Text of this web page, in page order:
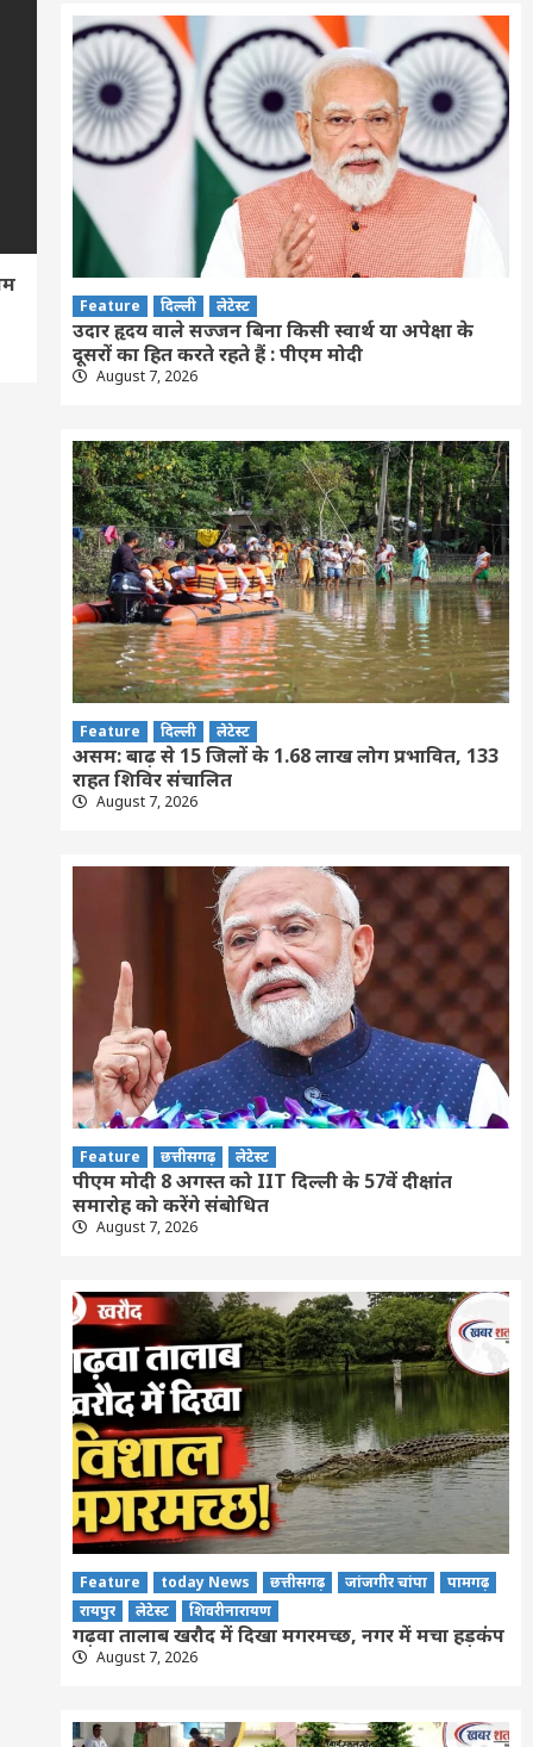
Feature दिल्ली लेटेस्ट
उदार हृदय वाले सज्जन बिना किसी स्वार्थ या अपेक्षा के
दूसरों का हित करते रहते हैं : पीएम मोदी
August 7, 2026
Feature दिल्ली लेटेस्ट
असम: बाढ़ से 15 जिलों के 1.68 लाख लोग प्रभावित, 133
राहत शिविर संचालित
August 7, 2026
Feature छत्तीसगढ़ लेटेस्ट
पीएम मोदी 8 अगस्त को IIT दिल्ली के 57वें दीक्षांत
समारोह को करेंगे संबोधित
August 7, 2026
Feature today News छत्तीसगढ़ जांजगीर चांपा
पामगढ़
रायपुर
लेटेस्ट शिवरीनारायण
गढ़वा तालाब खरौद में दिखा मगरमच्छ, नगर में मचा हड़कंप
August 7, 2026